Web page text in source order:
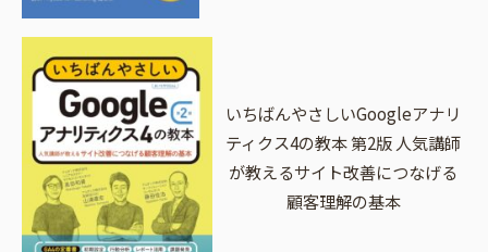
いちばんやさしいGoogleアナリ
ティクス4の教本 第2版 人気講師
が教えるサイト改善につなげる
顧客理解の基本